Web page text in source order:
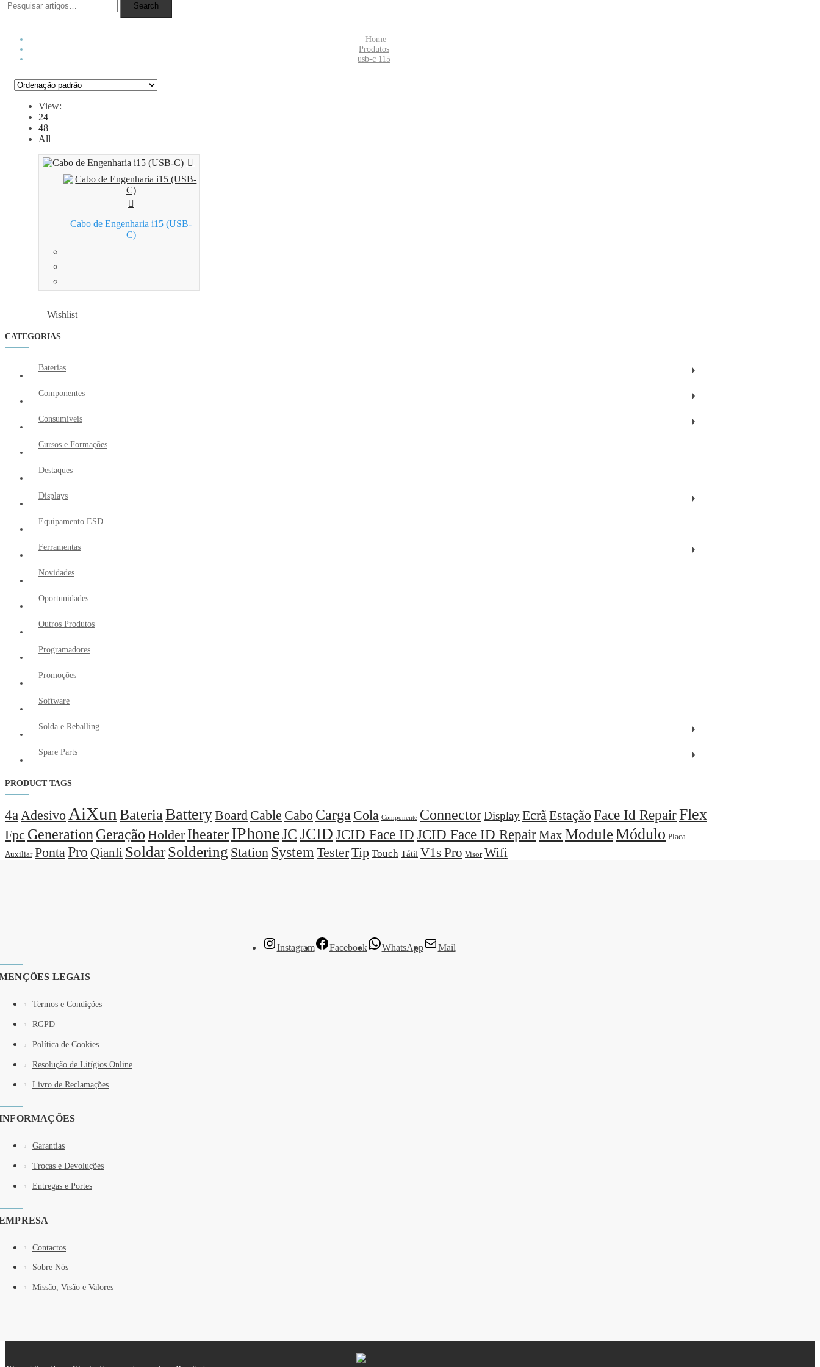
Search
Home
Produtos
usb-c 115
View:
24
48
All
Cabo de Engenharia i15 (USB-
C)
Wishlist
CATEGORIAS
Baterias
Componentes
Consumíveis
Cursos e Formações
Destaques
Displays
Equipamento ESD
Ferramentas
Novidades
Oportunidades
Outros Produtos
Programadores
Promoções
Software
Solda e Reballing
Spare Parts
PRODUCT TAGS
4aAdesivoAiXunBateriaBatteryBoard Cable Cabo Carga Cola Componente ConnectorDisplayEcrãEstaçãoFace Id RepairFlex
Fpc GenerationGeração Holder IheaterIPhoneJCJCIDJCID Face IDJCID Face ID RepairMaxModuleMódulo Placa
Auxiliar PontaPro Qianli SoldarSoldering Station SystemTesterTip Touch Tátil V1s Pro Visor Wifi
Instagram Facebook WhatsApp Mail
LEGAIS
Termos e Condições
RGPD
Política de Cookies
Resolução de Litígios Online
Livro de Reclamações
Garantias
Trocas e Devoluções
Entregas e Portes
Contactos
Sobre Nós
Missão, Visão e Valores